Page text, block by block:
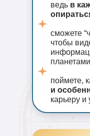
ведь в
сможете
чтобы
планетами
поймете,
и
карьеру и